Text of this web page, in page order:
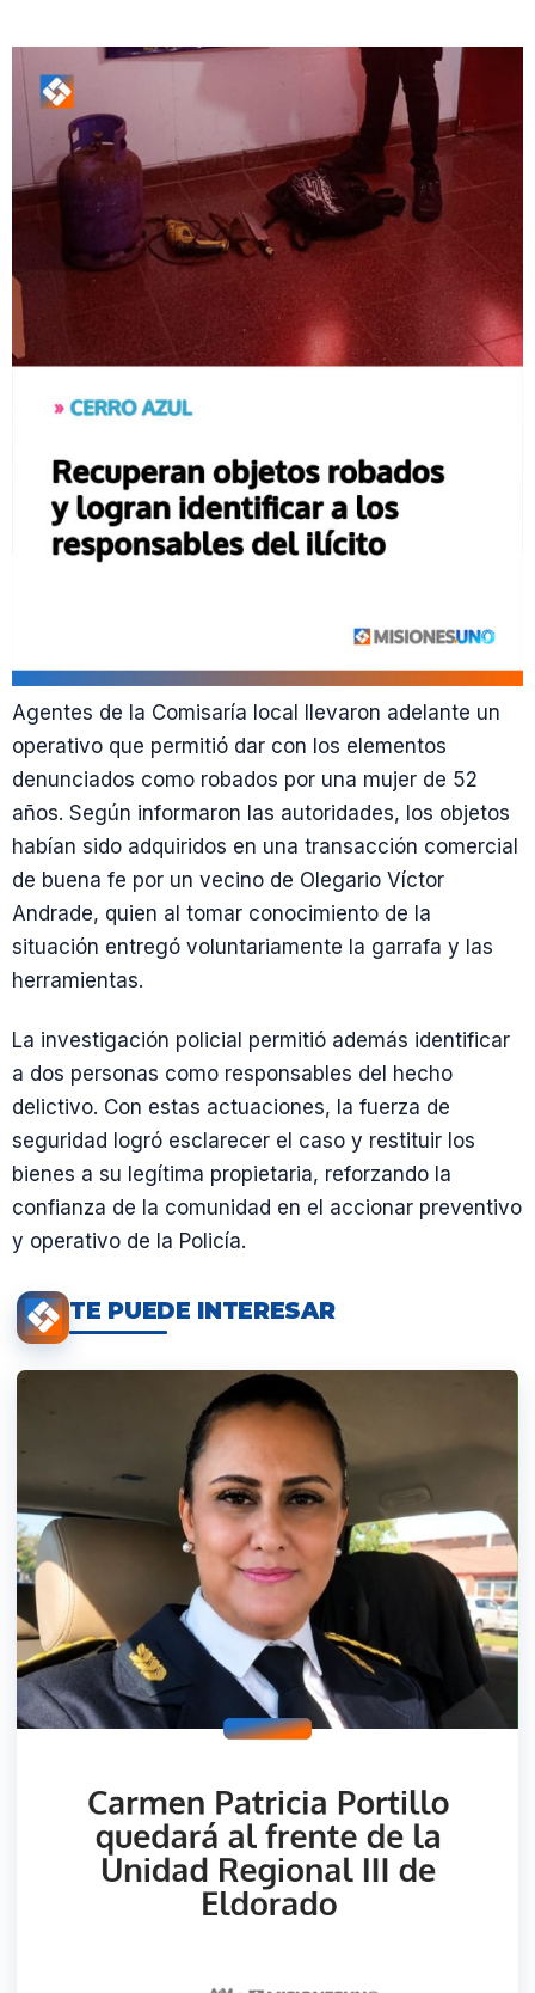
Agentes de la Comisaría local llevaron adelante un
operativo que permitió dar con los elementos
denunciados como robados por una mujer de 52
años. Según informaron las autoridades, los objetos
habían sido adquiridos en una transacción comercial
de buena fe por un vecino de Olegario Víctor
Andrade, quien al tomar conocimiento de la
situación entregó voluntariamente la garrafa y las
herramientas.
La investigación policial permitió además identificar
a dos personas como responsables del hecho
delictivo. Con estas actuaciones, la fuerza de
seguridad logró esclarecer el caso y restituir los
bienes a su legítima propietaria, reforzando la
confianza de la comunidad en el accionar preventivo
y operativo de la Policía.
TE PUEDE INTERESAR